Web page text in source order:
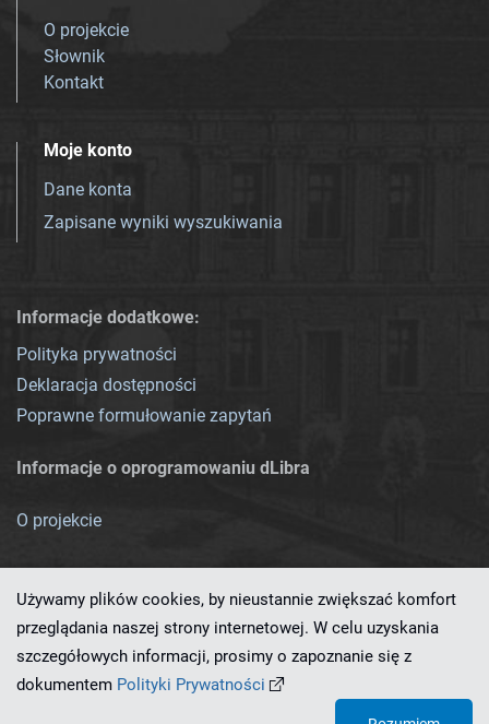
O projekcie
Słownik
Kontakt
Moje konto
Dane konta
Zapisane wyniki wyszukiwania
Informacje dodatkowe:
Polityka prywatności
Deklaracja dostępności
Poprawne formułowanie zapytań
Informacje o oprogramowaniu dLibra
O projekcie
Ten serwis działa dzięki oprogramowaniu
Używamy plików cookies, by nieustannie zwiększać komfort
przeglądania naszej strony internetowej. W celu uzyskania
szczegółowych informacji, prosimy o zapoznanie się z
dokumentem Polityki Prywatności